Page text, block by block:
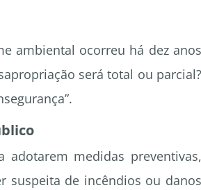
ambiental ocorreu há dez anos
será total ou parcial?
.
medidas preventivas,
suspeita de incêndios ou danos